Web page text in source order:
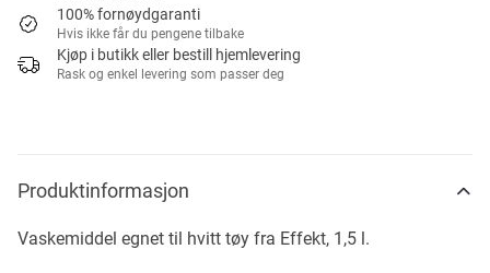
100% fornøydgaranti
Hvis ikke får du pengene tilbake
Kjøp i butikk eller bestill hjemlevering
Rask og enkel levering som passer deg
Produktinformasjon
Vaskemiddel egnet til hvitt tøy fra Effekt, 1,5 l.